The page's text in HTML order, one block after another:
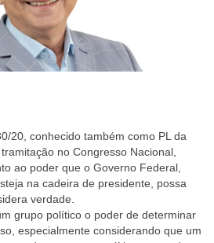
20, conhecido também como PL da
no Congresso Nacional,
ao poder que o Governo Federal,
na cadeira de presidente, possa
verdade.
grupo político o poder de determinar
especialmente considerando que um